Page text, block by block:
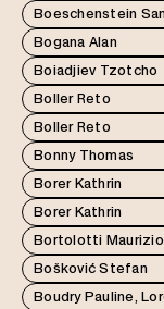
Boeschenstein
Bogana Alan
Boiadjiev Tzotcho
Boller Reto
Boller Reto
Bonny Thomas
Borer Kathrin
Borer Kathrin
Bortolotti Maurizio
Bošković Stefan
Boudry Pauline,